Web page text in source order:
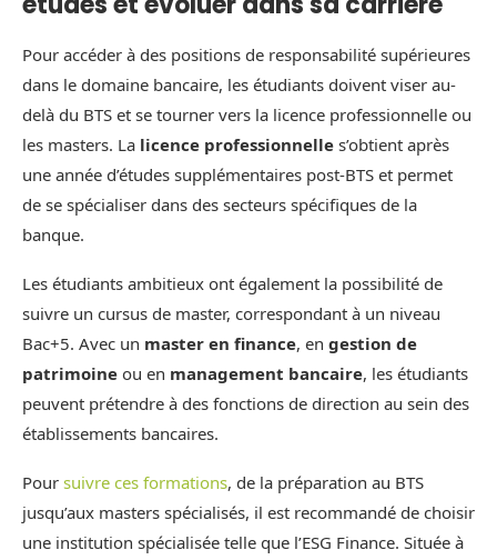
Pour accéder à des positions de responsabilité supérieures
dans le domaine bancaire, les étudiants doivent viser au-
delà du BTS et se tourner vers la licence professionnelle ou
les masters. La licence professionnelle s’obtient après
une année d’études supplémentaires post-BTS et permet
de se spécialiser dans des secteurs spécifiques de la
banque.
Les étudiants ambitieux ont également la possibilité de
suivre un cursus de master, correspondant à un niveau
Bac+5. Avec un master en finance, en gestion de
patrimoine ou en management bancaire, les étudiants
peuvent prétendre à des fonctions de direction au sein des
établissements bancaires.
Pour suivre ces formations, de la préparation au BTS
jusqu’aux masters spécialisés, il est recommandé de choisir
une institution spécialisée telle que l’ESG Finance. Située à